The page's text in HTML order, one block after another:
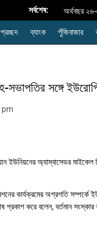
সর্বশেষ: অর্থবছর
উন্নয়নশীল
ব্যাংক
প্রচ্ছদ ব্যাংক পুঁজিবাজার
সঙ্গে
ইউনিয়নের অ্যাম্বাসেডর
কার্যক্রমের অগ্রগতি সম্পর্কে
করে বলেন, বর্তমান সংস্কার